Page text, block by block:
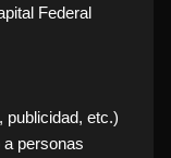
Federal
publicidad, etc.)
personas